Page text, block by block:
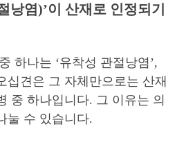
낭염)’이 산재로 인정되기
하나는 ‘유착성 관절낭염’,
십견은 그 자체만으로는 산재
중 하나입니다. 그 이유는 의
눌 수 있습니다.